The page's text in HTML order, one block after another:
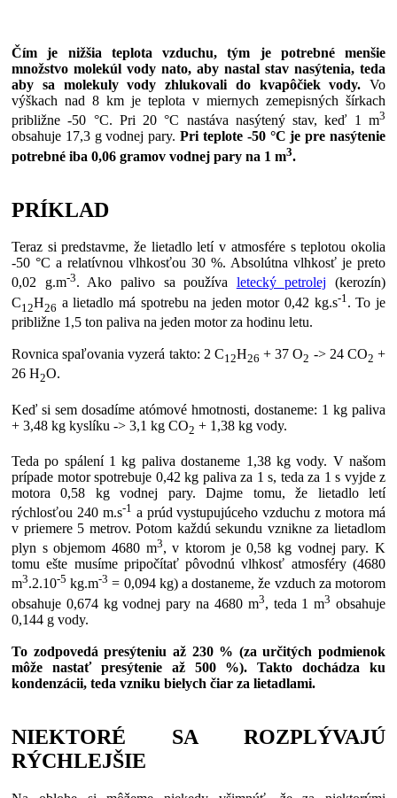
Čím je nižšia teplota vzduchu, tým je potrebné menšie
množstvo molekúl vody nato, aby nastal stav nasýtenia, teda
aby sa molekuly vody zhlukovali do kvapôčiek vody. Vo
výškach nad 8 km je teplota v miernych zemepisných šírkach
približne -50 °C. Pri 20 °C nastáva nasýtený stav, keď 1 m3
obsahuje 17,3 g vodnej pary.Pri teplote -50 °C je pre nasýtenie
potrebné iba 0,06 gramov vodnej pary na 1 m3.
PRÍKLAD
Teraz si predstavme, že lietadlo letí v atmosfére s teplotou okolia
-50 °C a relatívnou vlhkosťou 30 %. Absolútna vlhkosť je preto
0,02 g.m-3. Ako palivo sa používa letecký petrolej (kerozín)
C12H26 a lietadlo má spotrebu na jeden motor 0,42 kg.s-1 . To je
približne 1,5 ton paliva na jeden motor za hodinu letu.
Rovnica spaľovania vyzerá takto: 2 C12H26 + 37 O2 -> 24 CO2 +
26 H2O.
Keď si sem dosadíme atómové hmotnosti, dostaneme: 1 kg paliva
+ 3,48 kg kyslíku -> 3,1 kg CO2 + 1,38 kg vody.
Teda po spálení 1 kg paliva dostaneme 1,38 kg vody. V našom
prípade motor spotrebuje 0,42 kg paliva za 1 s, teda za 1 s vyjde z
motora 0,58 kg vodnej pary. Dajme tomu, že lietadlo letí
rýchlosťou 240 m.s-1 a prúd vystupujúceho vzduchu z motora má
v priemere 5 metrov. Potom každú sekundu vznikne za lietadlom
plyn s objemom 4680 m3, v ktorom je 0,58 kg vodnej pary. K
tomu ešte musíme pripočítať pôvodnú vlhkosť atmosféry (4680
m3.2.10-5 kg.m-3 = 0,094 kg) a dostaneme, že vzduch za motorom
obsahuje 0,674 kg vodnej pary na 4680 m3, teda 1 m3 obsahuje
0,144 g vody.
To zodpovedá presýteniu až 230 % (za určitých podmienok
môže nastať presýtenie až 500 %). Takto dochádza ku
kondenzácii, teda vzniku bielych čiar za lietadlami.
NIEKTORÉ SA ROZPLÝVAJÚ
RÝCHLEJŠIE